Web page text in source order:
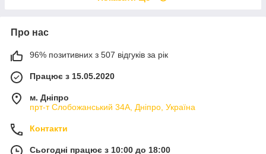
Про нас
96% позитивних з 507 відгуків за рік
Працює з 15.05.2020
м. Дніпро
прт-т Слобожанський 34А, Дніпро, Україна
Контакти
Сьогодні працює з 10:00 до 18:00